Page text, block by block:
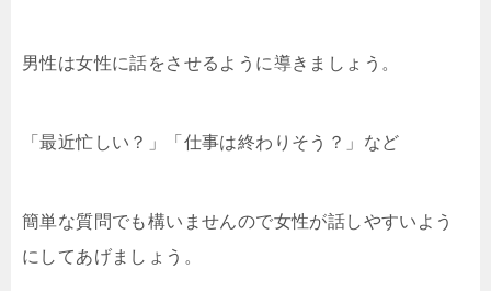
男性は女性に話をさせるように導きましょう。
「最近忙しい？」「仕事は終わりそう？」など
簡単な質問でも構いませんので女性が話しやすいよう
にしてあげましょう。